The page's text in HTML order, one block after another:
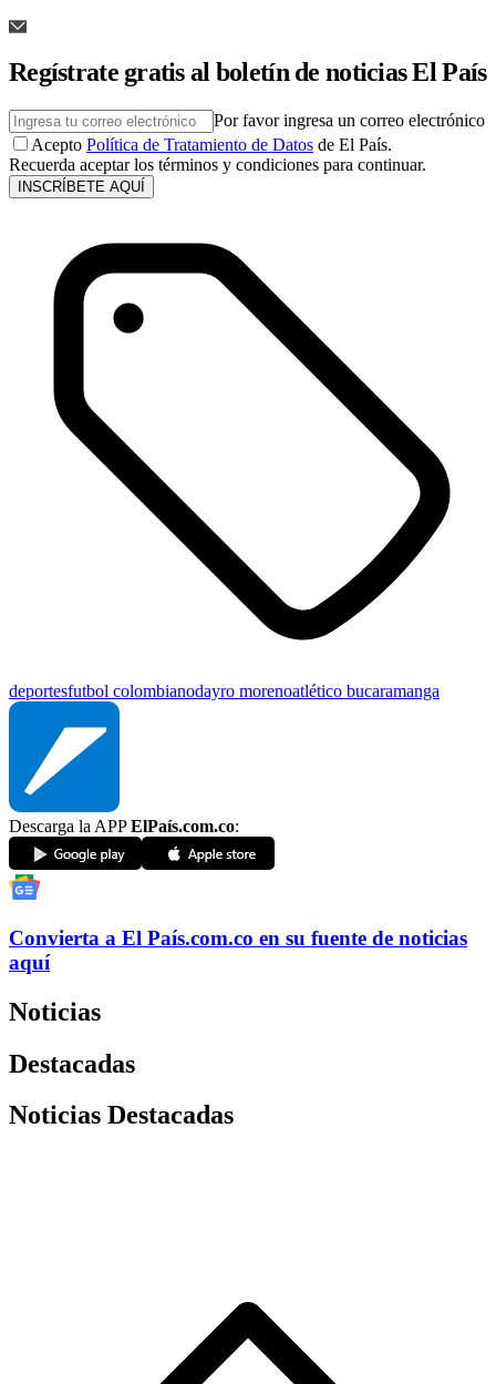
Regístrate gratis al boletín de noticias El País
Por favor ingresa un correo electrónico
Acepto Política de Tratamiento de Datos de El País.
Recuerda aceptar los términos y condiciones para continuar.
INSCRÍBETE AQUÍ
deportesfutbol colombianodayro morenoatlético bucaramanga
Descarga la APPElPaís.com.co:
Convierta a El País.com.co en su fuente de noticias
aquí
Noticias
Destacadas
Noticias Destacadas